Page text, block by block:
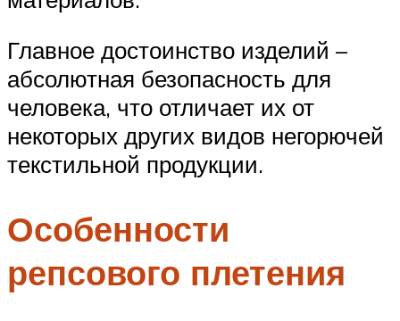
Главное достоинство изделий –
абсолютная безопасность для
человека, что отличает их от
некоторых других видов негорючей
текстильной продукции.
Особенности
репсового плетения